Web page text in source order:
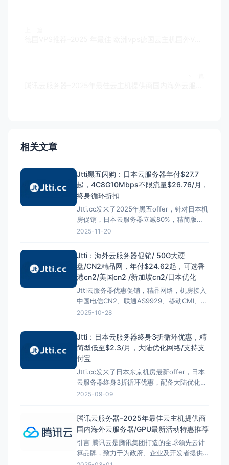
相关文章
Jtti黑五闪购：日本云服务器年付$27.7
起，4C8G10Mbps不限流量$26.76/月，
终身循环折扣
Jtti.cc发来了2025年黑五offer，针对日本机
房促销，日本云服务器立减80%，精简版
1C1G5M年付$27.7，低至$2.3/月，专业版
25端口，大陆访问延迟低至50ms，稳定性很
高，官方提供相关测试IP地址，有需要的可以
提前测试。 Jtti官网 访问官网 最新活动 日
本云服务器促销
2025-11-20
Jtti：海外云服务器促销/ 50G大硬
盘/CN2精品网，年付$24.62起，可选香
港cn2/美国cn2 /新加坡cn2/日本优化
Jtti云服务器优惠促销，精品网络，机房接入
中国电信CN2、联通AS9929、移动CMI、大
陆优化线路，可以选择香港cn2，美国cn2，
50G SSD存储，还可自主增加云数据盘，最
大可以选择到3000GB SSD。最低年付
$24.62起，常规套餐年付3折，有需要海外
优质云服务器的朋友可以关注下。 Jtti官网：
2025-10-28
Jtti：日本云服务器终身3折循环优惠，精
简型低至$2.3/月，大陆优化网络/支持支
付宝
Jtti.cc发来了日本东京机房最新offer，日本
云服务器终身3折循环优惠，配备大陆优化网
络，访问稳定不丢包。JPecs精简型配置低至
等多种付款方式，可选月付、年付及2年、3
年付费方案，订购周期越长，价格越划算。
点击直达：Jtti官网 &nbsp; Jtti日本云服
务器促销套
2025-09-09
腾讯云服务器–2025年最佳云主机提供商
国内海外云服务器/GPU最新活动特惠推荐
引言 腾讯云是腾讯集团打造的全球领先云计
算品牌，致力于为政府、企业及开发者提供
高性能、安全可靠的云服务。本期主机博客